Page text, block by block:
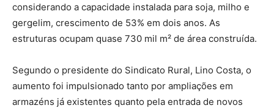
considerando a capacidade instalada para soja, milho e
gergelim, crescimento de 53% em dois anos. As
estruturas ocupam quase 730 mil m² de área construída.
Segundo o presidente do Sindicato Rural, Lino Costa, o
aumento foi impulsionado tanto por ampliações em
armazéns já existentes quanto pela entrada de novos